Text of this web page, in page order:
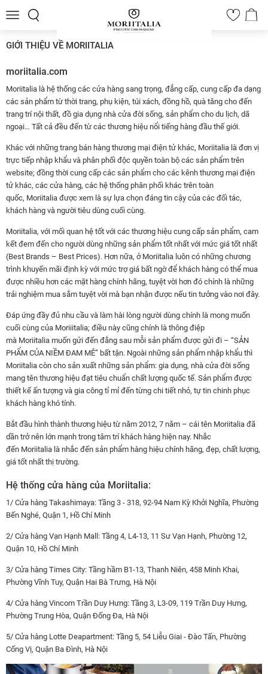
Toggle
0
GIỚI THIỆU VỀ MORIITALIA
moriitalia.com
Moriitalia là hệ thống các cửa hàng sang trọng, đẳng cấp, cung cấp đa dạng
các sản phẩm từ thời trang, phụ kiện, túi xách, đồng hồ, quà tăng cho đến
trang trí nội thất, đồ gia dụng nhà cửa đời sống, sản phẩm cho du lịch, dã
ngoại… Tất cả đều đến từ các thương hiệu nổi tiếng hàng đầu thế giới.
Khác với những trang bán hàng thương mại điện tử khác, Moriitalia là đơn vị
trực tiếp nhập khẩu và phân phối độc quyền toàn bộ các sản phẩm trên
website; đồng thời cung cấp các sản phẩm cho các kênh thương mại điện
tử khác, các cửa hàng, các hệ thống phân phối khác trên toàn
quốc, Moriitalia được xem là sự lựa chọn đáng tin cậy của các đối tác,
khách hàng và người tiêu dùng cuối cùng.
Moriitalia, với mối quan hệ tốt với các thương hiệu cung cấp sản phẩm, cam
kết đem đến cho người dùng những sản phẩm tốt nhất với mức giá tốt nhất
(Best Brands – Best Prices). Hơn nữa, ở Moriitalia luôn có những chương
trình khuyến mãi định kỳ với mức trợ giá bất ngờ để khách hàng có thể mua
được nhiều hơn các mặt hàng chính hãng, tuyệt vời hơn đó chính là những
trải nghiệm mua sắm tuyệt vời mà bạn nhận được nếu tin tưởng vào nơi đây.
Đáp ứng đầy đủ nhu cầu và làm hài lòng người dùng chính là mong muốn
cuối cùng của Moriiitalia; điều này cũng chính là thông điệp
mà Moriitalia muốn gửi đến đằng sau mỗi sản phẩm được gửi đi – “SẢN
PHẨM CỦA NIỀM ĐAM MÊ” bất tận. Ngoài những sản phẩm nhập khẩu thì
Moriitalia còn cho sản xuất những sản phẩm: gia dụng, nhà cửa đời sống
mang tên thương hiệu đạt tiêu chuẩn chất lượng quốc tế. Sản phẩm được
thiết kế ấn tượng và gia công tỉ mỉ đến từng chi tiết nhỏ, tự tin chinh phục
khách hàng khó tính.
Bắt đầu hình thành thương hiệu từ năm 2012, 7 năm – cái tên Moriitalia đã
dần trở nên lớn mạnh trong tâm trí khách hàng hiện nay. Nhắc
đến Moriitalia là nhắc đến sản phẩm hàng hiệu chính hãng, đẹp, chất lượng,
giá tốt nhất thị trường.
Hệ thống cửa hàng của Moriitalia:
1/ Cửa hàng Takashimaya: Tầng 3 - 318, 92-94 Nam Kỳ Khởi Nghĩa, Phường
Bến Nghé, Quận 1, Hồ Chí Minh
2/ Cửa hàng Vạn Hạnh Mall: Tầng 4, L4-13, 11 Sư Vạn Hạnh, Phường 12,
Quận 10, Hồ Chí Minh
3/ Cửa hàng Times City: Tầng hầm B1-13, Thanh Niên, 458 Minh Khai,
Phường Vĩnh Tuy, Quận Hai Bà Trưng, Hà Nội
4/ Cửa hàng Vincom Trần Duy Hưng: Tầng 3, L3-09, 119 Trần Duy Hưng,
Phường Trung Hòa, Quận Đống Đa, Hà Nội
5/ Cửa hàng Lotte Deapartment: Tầng 5, 54 Liễu Giai - Đào Tấn, Phường
Cống Vị, Quận Ba Đình, Hà Nội